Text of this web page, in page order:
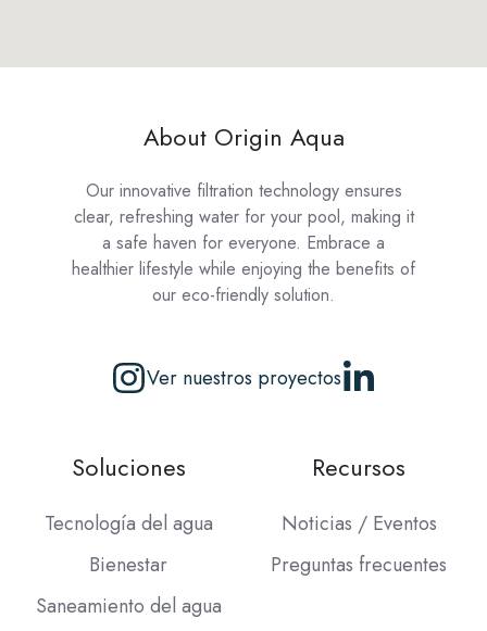
About Origin Aqua
Our innovative filtration technology ensures
clear, refreshing water for your pool, making it
a safe haven for everyone. Embrace a
healthier lifestyle while enjoying the benefits of
our eco-friendly solution.
Ver nuestros proyectos
Soluciones
Tecnología del agua
Bienestar
Saneamiento del agua
Recursos
Noticias / Eventos
Preguntas frecuentes